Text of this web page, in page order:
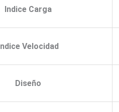
Indice Carga
Indice Velocidad
Diseño